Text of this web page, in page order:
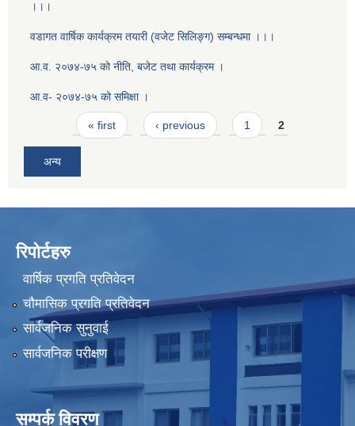
।।।
वडागत वार्षिक कार्यक्रम तयारी (वजेट सिलिङ्ग) सम्बन्धमा ।।।
आ.व. २०७४-७५ को नीति, बजेट तथा कार्यक्रम ।
आ.व- २०७४-७५ को समिक्षा ।
Pages« first ‹ previous 1 2
अन्य
रिपोर्टहरु
वार्षिक प्रगति प्रतिवेदन
चौमासिक प्रगति प्रतिवेदन
सार्वजनिक सुनुवाई
सार्वजनिक परीक्षण
सम्पर्क विवरण